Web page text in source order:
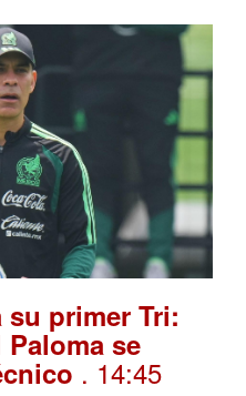
su primer Tri:
se
. 14:45